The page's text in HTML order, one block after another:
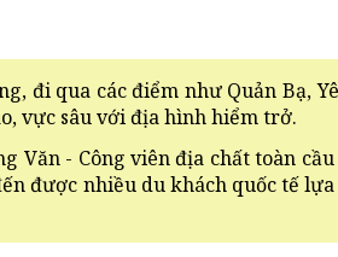
đi qua các điểm như Quản Bạ,
vực sâu với địa hình hiểm trở.
Văn - Công viên địa chất toàn
được nhiều du khách quốc tế